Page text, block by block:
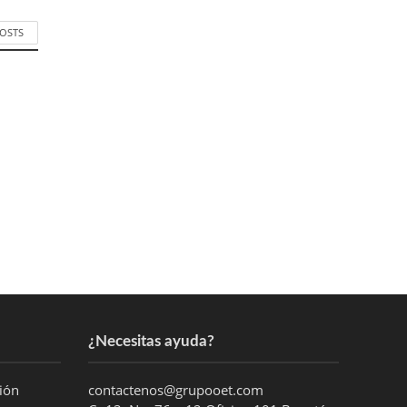
¿Necesitas ayuda?
contactenos@grupooet.com